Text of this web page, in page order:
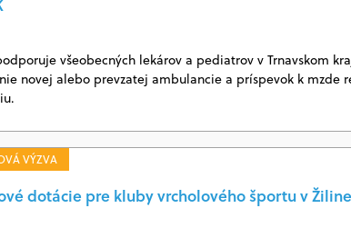
všeobecných lekárov a pediatrov v Trnavskom
novej alebo prevzatej ambulancie a príspevok k mzde
VÝZVA
dotácie pre kluby vrcholového športu v